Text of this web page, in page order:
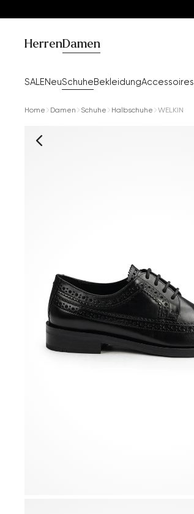
HerrenDamen
SALENeuSchuheBekleidungAccessoires
Home Damen Schuhe Halbschuhe WELKIN